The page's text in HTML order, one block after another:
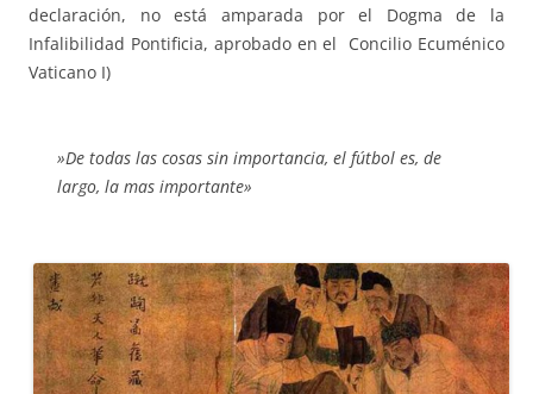
declaración, no está amparada por el Dogma de la
Infalibilidad Pontificia, aprobado en el Concilio Ecuménico
Vaticano I)
»De todas las cosas sin importancia, el fútbol es, de
largo, la mas importante»